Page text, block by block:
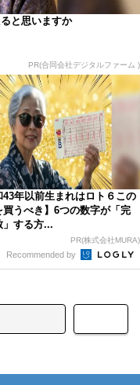
と思いますか
PR(合同会社デジタルファーム )
43年以前生まれはロト６この
買うべき】6つの数字が「完
」する方...
PR(株式会社MURA)
Recommended by